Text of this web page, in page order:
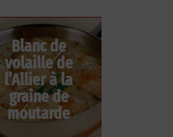
Blanc de
volaille de
l’Allier à la
graine de
moutarde